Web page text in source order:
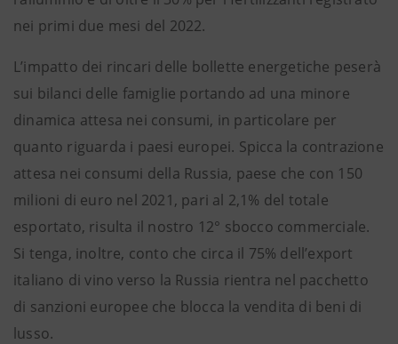
nei primi due mesi del 2022.
L’impatto dei rincari delle bollette energetiche peserà
sui bilanci delle famiglie portando ad una minore
dinamica attesa nei consumi, in particolare per
quanto riguarda i paesi europei. Spicca la contrazione
attesa nei consumi della Russia, paese che con 150
milioni di euro nel 2021, pari al 2,1% del totale
esportato, risulta il nostro 12° sbocco commerciale.
Si tenga, inoltre, conto che circa il 75% dell’export
italiano di vino verso la Russia rientra nel pacchetto
di sanzioni europee che blocca la vendita di beni di
lusso.